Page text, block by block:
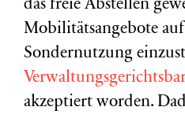
das freie Abstellen
Mobilitätsangebote
Sondernutzung
akzeptiert worden.